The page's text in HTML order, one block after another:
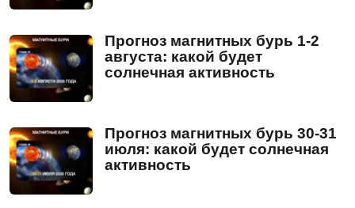
Прогноз магнитных бурь 1-2
августа: какой будет
солнечная активность
Прогноз магнитных бурь 30-31
июля: какой будет солнечная
активность